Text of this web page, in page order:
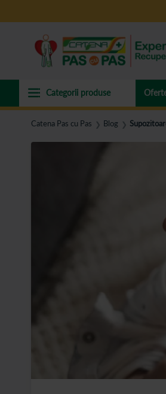
Catena Pas cu Pas ❯ Blog ❯